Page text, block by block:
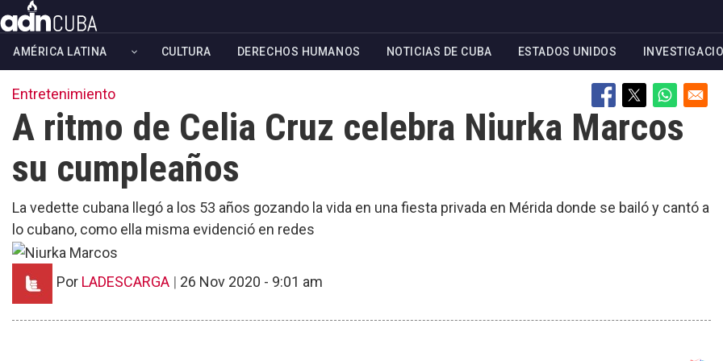
Skip
to
main
AMÉRICA LATINA CULTURA DERECHOS HUMANOS NOTICIAS DE CUBA ESTADOS UNIDOS
Entretenimiento
A ritmo de Celia Cruz celebra Niurka Marcos
su cumpleaños
La vedette cubana llegó a los 53 años gozando la vida en una fiesta privada en Mérida donde se bailó y cantó a
lo cubano, como ella misma evidenció en redes
Por LADESCARGA | 26 Nov 2020 - 9:01 am